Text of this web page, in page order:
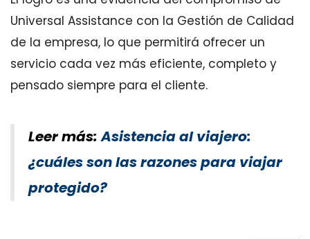
Universal Assistance con la Gestión de Calidad
de la empresa, lo que permitirá ofrecer un
servicio cada vez más eficiente, completo y
pensado siempre para el cliente.
Leer más:Asistencia al viajero:
¿cuáles son las razones para viajar
protegido?